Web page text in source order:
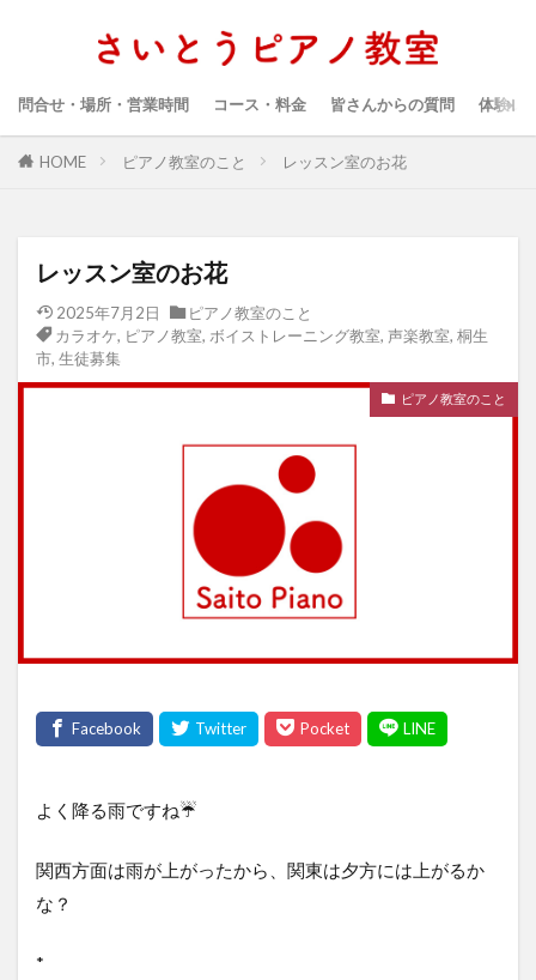
問合せ・場所・営業時間 コース・料金 皆さんからの質問 体験レ
HOME ピアノ教室のこと レッスン室のお花
レッスン室のお花
2025年7月2日
ピアノ教室のこと
カラオケ, ピアノ教室, ボイストレーニング教室, 声楽教室, 桐生
市, 生徒募集
ピアノ教室のこと
よく降る雨ですね☔️
関西方面は雨が上がったから、関東は夕方には上がるか
な？
*